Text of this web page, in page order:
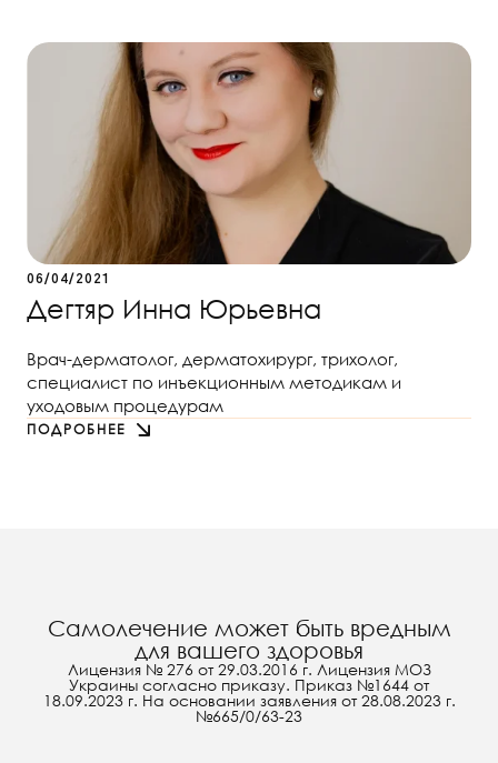
06/04/2021
Дегтяр Инна Юрьевна
Врач-дерматолог, дерматохирург, трихолог,
специалист по инъекционным методикам и
уходовым процедурам
ПОДРОБНЕЕ
Самолечение может быть вредным
для вашего здоровья
Лицензия № 276 от 29.03.2016 г. Лицензия МОЗ
Украины согласно приказу. Приказ №1644 от
18.09.2023 г. На основании заявления от 28.08.2023 г.
№665/0/63-23